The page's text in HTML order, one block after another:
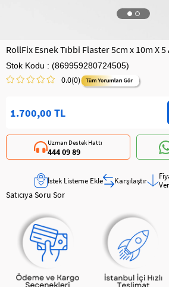
RollFix Esnek Tıbbi Flaster 5cm x 10m X 5
Stok Kodu (869959280724505)
0.0(0)
1.700,00 TL
Uzman Destek Hattı
444 09 89
İstek Listeme Ekle Karşılaştır
Ver
Satıcıya Soru Sor